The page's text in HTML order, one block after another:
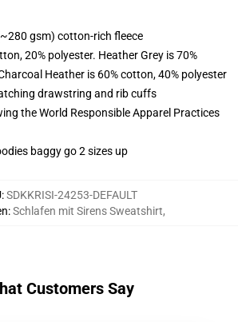
gsm) cotton-rich fleece
20% polyester. Heather Grey is 70%
Heather is 60% cotton, 40% polyester
drawstring and rib cuffs
the World Responsible Apparel Practices
baggy go 2 sizes up
:SDKKRISI-24253-DEFAULT
:Schlafen mit Sirens Sweatshirt,
Customers Say